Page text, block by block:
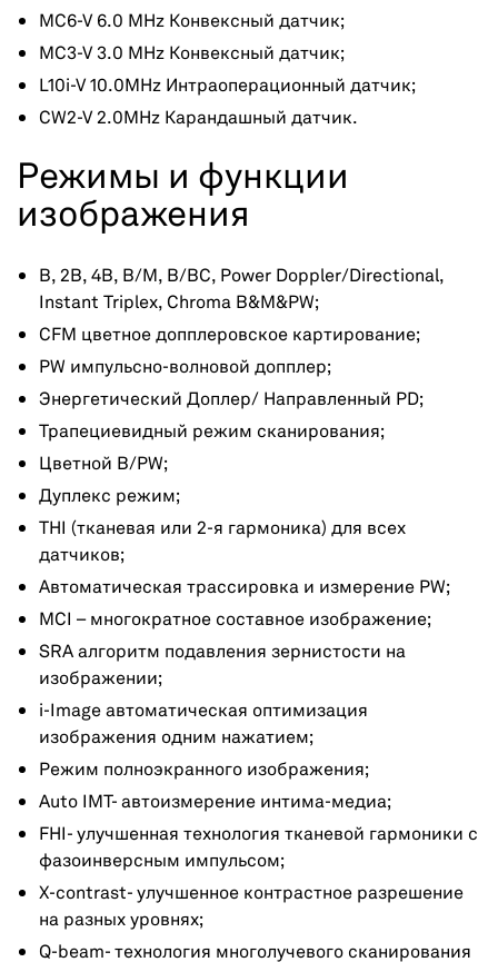
MC6-V 6.0 MHz Конвексный датчик;
MC3-V 3.0 MHz Конвексный датчик;
L10i-V 10.0MHz Интраоперационный датчик;
CW2-V 2.0MHz Карандашный датчик.
Режимы и функции
изображения
B, 2B, 4B, B/M, B/BC, Power Doppler/Directional,
Instant Triplex, Chroma B&M&PW;
CFM цветное допплеровское картирование;
PW импульсно-волновой допплер;
Энергетический Доплер/ Направленный PD;
Трапециевидный режим сканирования;
Цветной B/PW;
Дуплекс режим;
THI (тканевая или 2-я гармоника) для всех
датчиков;
Автоматическая трассировка и измерение PW;
MCI – многократное составное изображение;
SRA алгоритм подавления зернистости на
изображении;
i-Image автоматическая оптимизация
изображения одним нажатием;
Режим полноэкранного изображения;
Auto IMT- автоизмерение интима-медиа;
FHI- улучшенная технология тканевой гармоники с
фазоинверсным импульсом;
X-contrast- улучшенное контрастное разрешение
на разных уровнях;
Q-beam- технология многолучевого сканирования